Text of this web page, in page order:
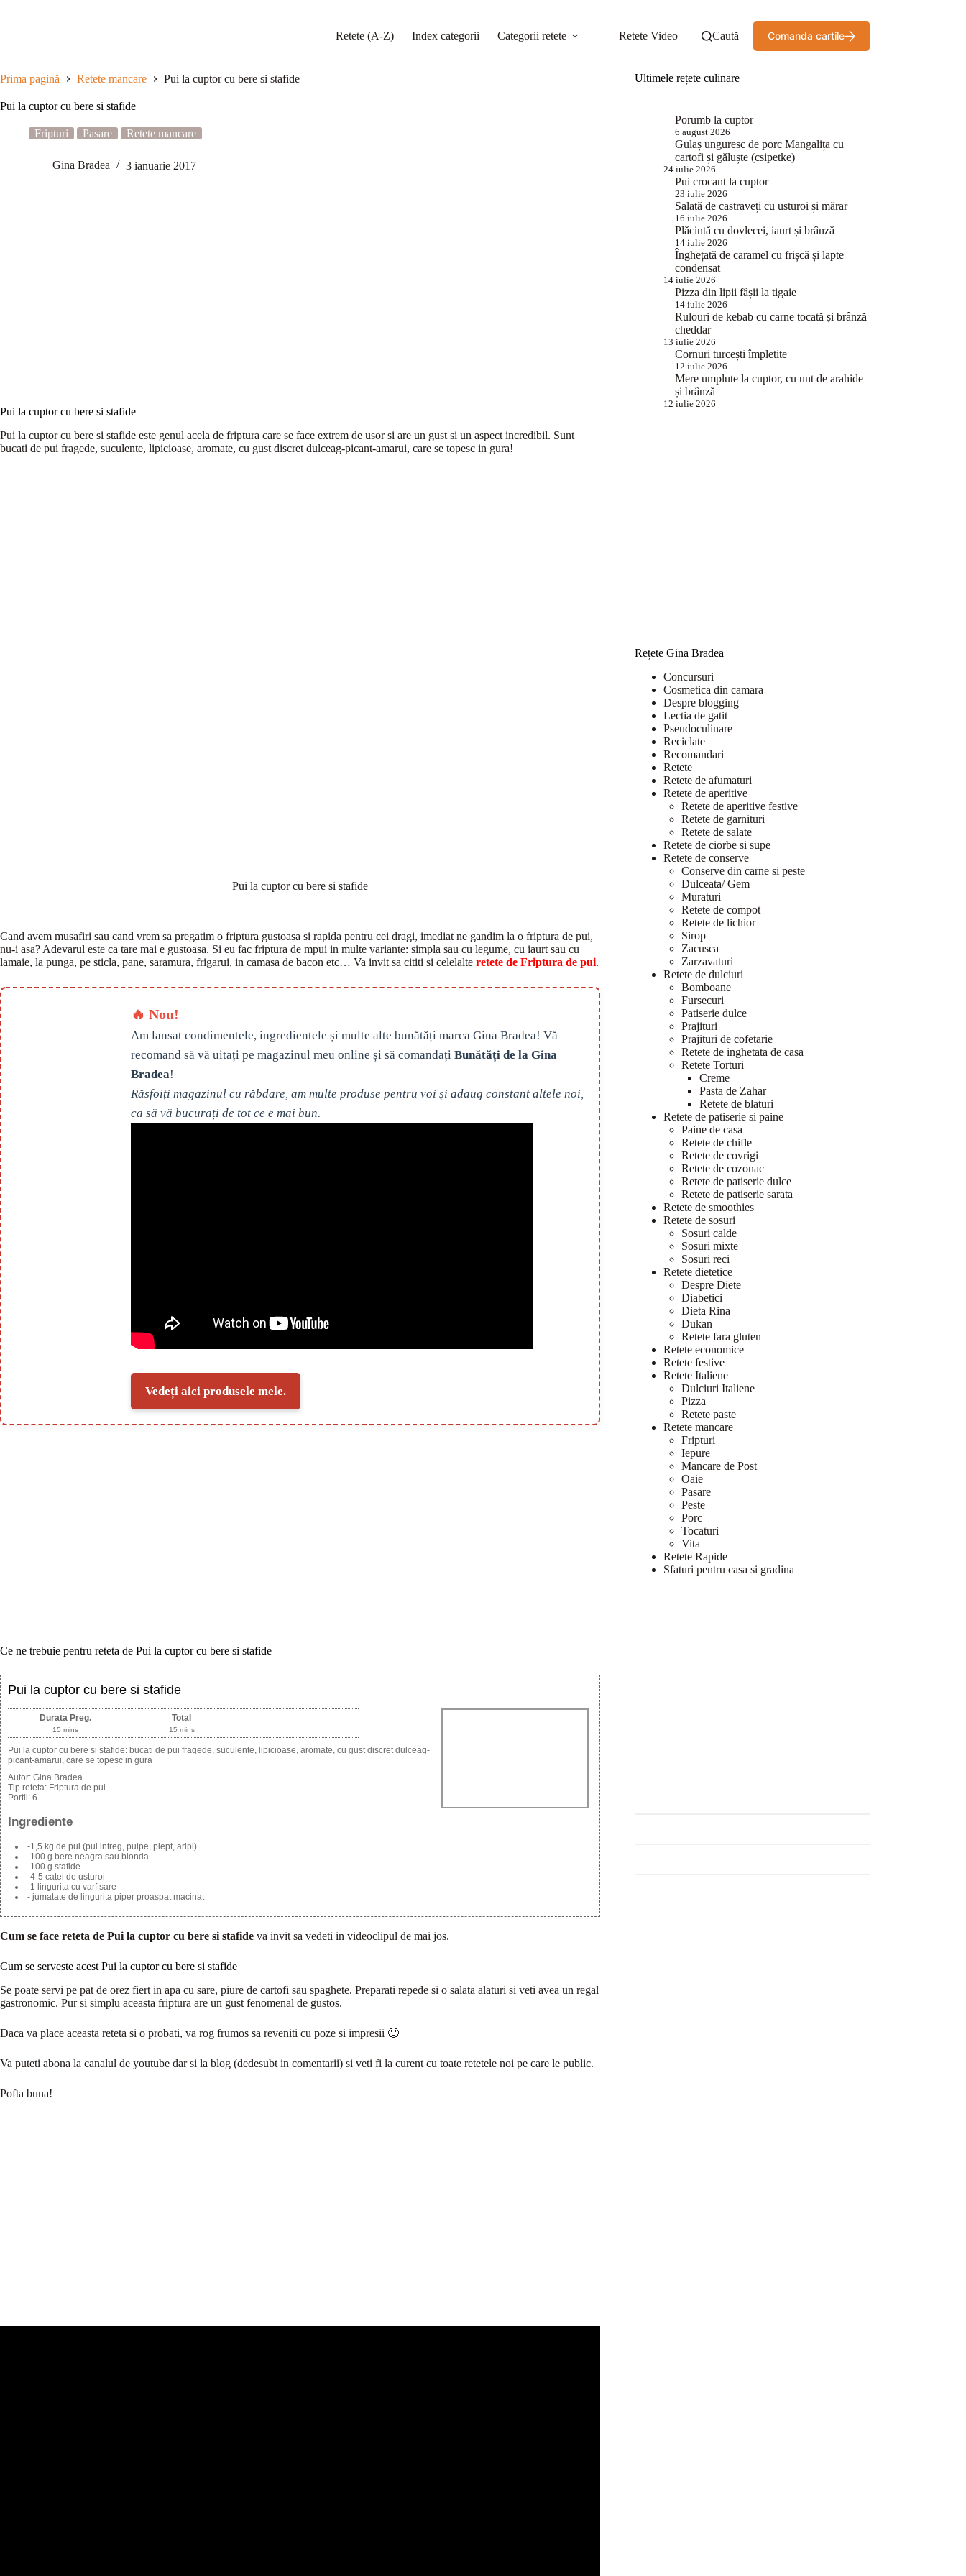
Retete (A-Z) Index categorii Categorii retete Retete Video Caută Comanda cartile
Prima pagină Retete mancare Pui la cuptor cu bere si stafide
Pui la cuptor cu bere si stafide
Fripturi Pasare Retete mancare
Gina Bradea 3 ianuarie 2017
Pui la cuptor cu bere si stafide
Pui la cuptor cu bere si stafide este genul acela de friptura care se face extrem de usor si are un gust si un aspect incredibil. Sunt
bucati de pui fragede, suculente, lipicioase, aromate, cu gust discret dulceag-picant-amarui, care se topesc in gura!
Pui la cuptor cu bere si stafide
Cand avem musafiri sau cand vrem sa pregatim o friptura gustoasa si rapida pentru cei dragi, imediat ne gandim la o friptura de pui,
nu-i asa? Adevarul este ca tare mai e gustoasa. Si eu fac friptura de mpui in multe variante: simpla sau cu legume, cu iaurt sau cu
lamaie, la punga, pe sticla, pane, saramura, frigarui, in camasa de bacon etc… Va invit sa cititi si celelalte retete de Friptura de pui.
🔥 Nou!
Am lansat condimentele, ingredientele și multe alte bunătăți marca Gina Bradea! Vă
recomand să vă uitați pe magazinul meu online și să comandați Bunătăți de la Gina
Bradea!
Răsfoiți magazinul cu răbdare, am multe produse pentru voi și adaug constant altele noi,
ca să vă bucurați de tot ce e mai bun.
Vedeți aici produsele mele.
Ce ne trebuie pentru reteta de Pui la cuptor cu bere si stafide
Pui la cuptor cu bere si stafide
Durata Preg.
15 mins
Total
15 mins
Pui la cuptor cu bere si stafide: bucati de pui fragede, suculente, lipicioase, aromate, cu gust discret dulceag-
picant-amarui, care se topesc in gura
Autor: Gina Bradea
Tip reteta: Friptura de pui
Portii: 6
Ingrediente
-1,5 kg de pui (pui intreg, pulpe, piept, aripi)
-100 g bere neagra sau blonda
-100 g stafide
-4-5 catei de usturoi
-1 lingurita cu varf sare
- jumatate de lingurita piper proaspat macinat
Cum se face reteta de Pui la cuptor cu bere si stafide va invit sa vedeti in videoclipul de mai jos.
Cum se serveste acest Pui la cuptor cu bere si stafide
Se poate servi pe pat de orez fiert in apa cu sare, piure de cartofi sau spaghete. Preparati repede si o salata alaturi si veti avea un regal
gastronomic. Pur si simplu aceasta friptura are un gust fenomenal de gustos.
Daca va place aceasta reteta si o probati, va rog frumos sa reveniti cu poze si impresii 🙂
Va puteti abona la canalul de youtube dar si la blog (dedesubt in comentarii) si veti fi la curent cu toate retetele noi pe care le public.
Pofta buna!
Ultimele rețete culinare
Porumb la cuptor
6 august 2026
Gulaș unguresc de porc Mangalița cu
cartofi și găluște (csipetke)
24 iulie 2026
Pui crocant la cuptor
23 iulie 2026
Salată de castraveți cu usturoi și mărar
16 iulie 2026
Plăcintă cu dovlecei, iaurt și brânză
14 iulie 2026
Înghețată de caramel cu frișcă și lapte
condensat
14 iulie 2026
Pizza din lipii fâșii la tigaie
14 iulie 2026
Rulouri de kebab cu carne tocată și brânză
cheddar
13 iulie 2026
Cornuri turcești împletite
12 iulie 2026
Mere umplute la cuptor, cu unt de arahide
și brânză
12 iulie 2026
Rețete Gina Bradea
Concursuri
Cosmetica din camara
Despre blogging
Lectia de gatit
Pseudoculinare
Reciclate
Recomandari
Retete
Retete de afumaturi
Retete de aperitive
Retete de aperitive festive
Retete de garnituri
Retete de salate
Retete de ciorbe si supe
Retete de conserve
Conserve din carne si peste
Dulceata/ Gem
Muraturi
Retete de compot
Retete de lichior
Sirop
Zacusca
Zarzavaturi
Retete de dulciuri
Bomboane
Fursecuri
Patiserie dulce
Prajituri
Prajituri de cofetarie
Retete de inghetata de casa
Retete Torturi
Creme
Pasta de Zahar
Retete de blaturi
Retete de patiserie si paine
Paine de casa
Retete de chifle
Retete de covrigi
Retete de cozonac
Retete de patiserie dulce
Retete de patiserie sarata
Retete de smoothies
Retete de sosuri
Sosuri calde
Sosuri mixte
Sosuri reci
Retete dietetice
Despre Diete
Diabetici
Dieta Rina
Dukan
Retete fara gluten
Retete economice
Retete festive
Retete Italiene
Dulciuri Italiene
Pizza
Retete paste
Retete mancare
Fripturi
Iepure
Mancare de Post
Oaie
Pasare
Peste
Porc
Tocaturi
Vita
Retete Rapide
Sfaturi pentru casa si gradina